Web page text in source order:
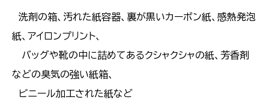
洗剤の箱、汚れた紙容器、裏が黒いカーボン紙、感熱発泡
紙、アイロンプリント、
バッグや靴の中に詰めてあるクシャクシャの紙、芳香剤
などの臭気の強い紙箱、
ビニール加工された紙など